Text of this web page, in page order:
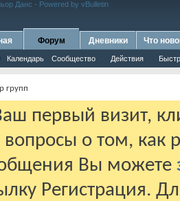
Форум
Календарь Сообщество Действия
Дневники Что
групп
первый визит,
вопросы о том, как
Вы можете
Регистрация.